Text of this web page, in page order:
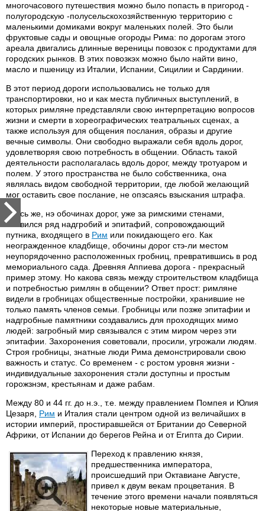
многочасового путешествия можно было попасть в пригород -
полугородскую -полусельскохозяйственную территорию с
маленькими домиками вокруг маленьких полей. Это были
фруктовые сады и овощные огороды Рима: по дорогам этого
ареала двигались длинные вереницы повозок с продуктами для
городских рынков. В этих повозкэх можно было найти вино,
масло и пшеницу из Италии, Испании, Сицилии и Сардинии.
В этот период дороги использовались не только для
транспортировки, но и как места публичных выступлений, в
которых римляне представляли свою интерпретацию вопросов
жизни и смерти в хореографических театральных сценах, а
также используя для общения послания, образы и другие
вечные символы. Они свободно выражали себя вдоль дорог,
удовлетворяя свою потребность в общении. Область такой
деятельности располагалась вдоль дорог, между тротуаром и
полем. У этого пространства не было собственника, она
являлась видом свободной территории, где любой желающий
мог оставить свое послание, не опзсаясь взыскания штрафа.
Здесь же, нэ обочинах дорог, уже за римскими стенами,
появился ряд надгробий и эпитафий, сопровождающий
путника, входящего в Рим или покидающего его. Как
неогражденное кладбище, обочины дорог стэ-ли местом
неупорядоченно расположенных гробниц, превратившись в род
мемориального сада. Древняя Аппиева дорога - прекрасный
пример этому. Но какова связь между строительством кладбища
и потребностью римлян в общении? Ответ прост: римляне
видели в гробницах общественные постройки, хранившие не
только память членов семьи. Гробницы или позже эпитафии и
надгробные памятники создавались для проходящих мимо
людей: загробный мир связывался с этим миром через эти
эпитафии. Захоронения советовали, просили, угрожали людям.
Строя гробницы, знатные люди Рима демонстрировали свою
важность и статус. Со временем - с ростом уровня жизни -
индивидуальные захоронения стэли доступны и простым
горожзнэм, крестьянам и даже рабам.
Между 80 и 44 гг. до н.э., т.е. между правлением Помпея и Юлия
Цезаря, Рим и Италия стали центром одной из величайших в
истории империй, простиравшейся от Британии до Северной
Африки, от Испании до берегов Рейна и от Египта до Сирии.
Переход к правлению князя,
предшественника императора,
происшедший при Октавиане Августе,
привел к двум векам процветания. В
течение этого времени начали появляться
некоторые новые материальные,